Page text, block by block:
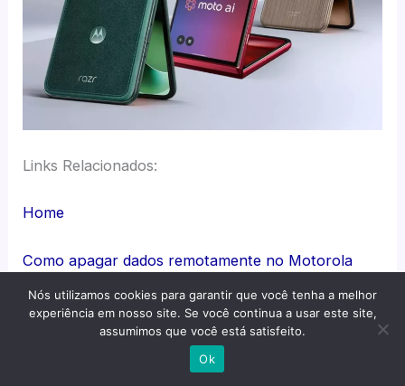
Links Relacionados:
Home
Como apagar dados remotamente no Motorola
A diferença entre o
Motorola Edge 50 Pro
Como ativar Find My
Nós utilizamos cookies para garantir que você tenha a melhor
experiência em nosso site. Se você continua a usar este site,
assumimos que você está satisfeito.
Ok